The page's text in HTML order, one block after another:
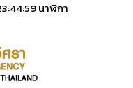
นาฬิกา